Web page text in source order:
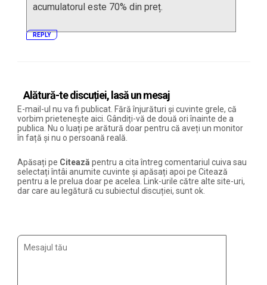
acumulatorul este 70% din preț.
REPLY
Alătură-te discuției, lasă un mesaj
E-mail-ul nu va fi publicat. Fără înjurături și cuvinte grele, că
vorbim prietenește aici. Gândiți-vă de două ori înainte de a
publica. Nu o luați pe arătură doar pentru că aveți un monitor
în față și nu o persoană reală.
Apăsați pe Citează pentru a cita întreg comentariul cuiva sau
selectați întâi anumite cuvinte și apăsați apoi pe Citează
pentru a le prelua doar pe acelea. Link-urile către alte site-uri,
dar care au legătură cu subiectul discuției, sunt ok.